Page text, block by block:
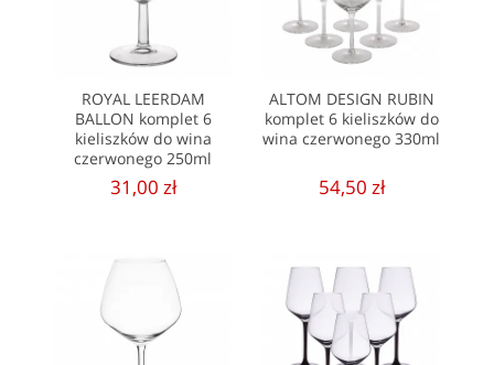
ROYAL LEERDAM
BALLON komplet 6
kieliszków do wina
czerwonego 250ml
31,00 zł
ALTOM DESIGN RUBIN
komplet 6 kieliszków do
wina czerwonego 330ml
54,50 zł